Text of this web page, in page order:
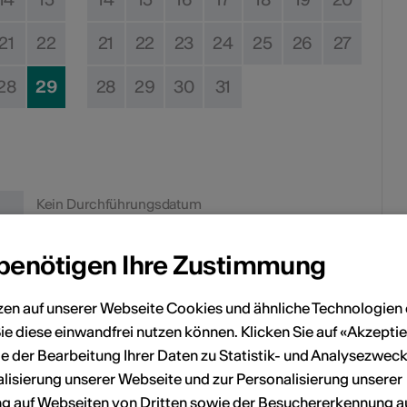
21 22
29
21 22 23 24 25 26 27
28 29 30 31
Kein Durchführungsdatum
Ihrem persönlichen Kalender hinzuzufügen.
Ihre Zustimmung
auf unserer Webseite Cookies und ähnliche Technologien
diese einwandfrei nutzen können. Klicken Sie auf
der Bearbeitung Ihrer Daten zu Statistik- und
unserer Webseite und zur Personalisierung unserer
auf Webseiten von Dritten sowie der Besuchererkennung